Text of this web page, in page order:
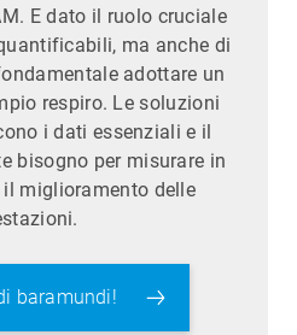
E dato il ruolo cruciale
ma anche di
adottare un
respiro. Le soluzioni
i dati essenziali e il
bisogno per misurare in
miglioramento delle
baramundi!